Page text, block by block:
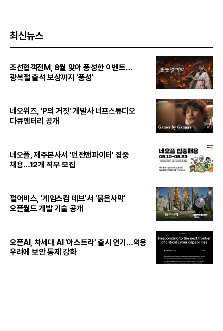
최신뉴스
조선협객전M, 8월 맞아 풍성한 이벤트…
광복절 출석 보상까지 '풍성'
네오위즈, 'P의 거짓' 개발사 너프스튜디오
다큐멘터리 공개
네오플, 제주본사서 '던전앤파이터' 집중
채용…12개 직무 모집
펄어비스, '게임스컴 데브'서 '붉은사막'
오픈월드 개발 기술 공개
오픈AI, 차세대 AI '아스트라' 출시 연기…악용
우려에 보안 통제 강화